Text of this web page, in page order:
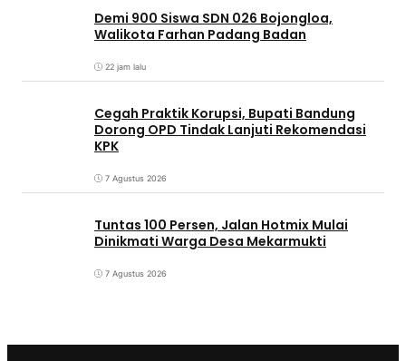
Demi 900 Siswa SDN 026 Bojongloa,
Walikota Farhan Padang Badan
22 jam lalu
Cegah Praktik Korupsi, Bupati Bandung
Dorong OPD Tindak Lanjuti Rekomendasi
KPK
7 Agustus 2026
Tuntas 100 Persen, Jalan Hotmix Mulai
Dinikmati Warga Desa Mekarmukti
7 Agustus 2026